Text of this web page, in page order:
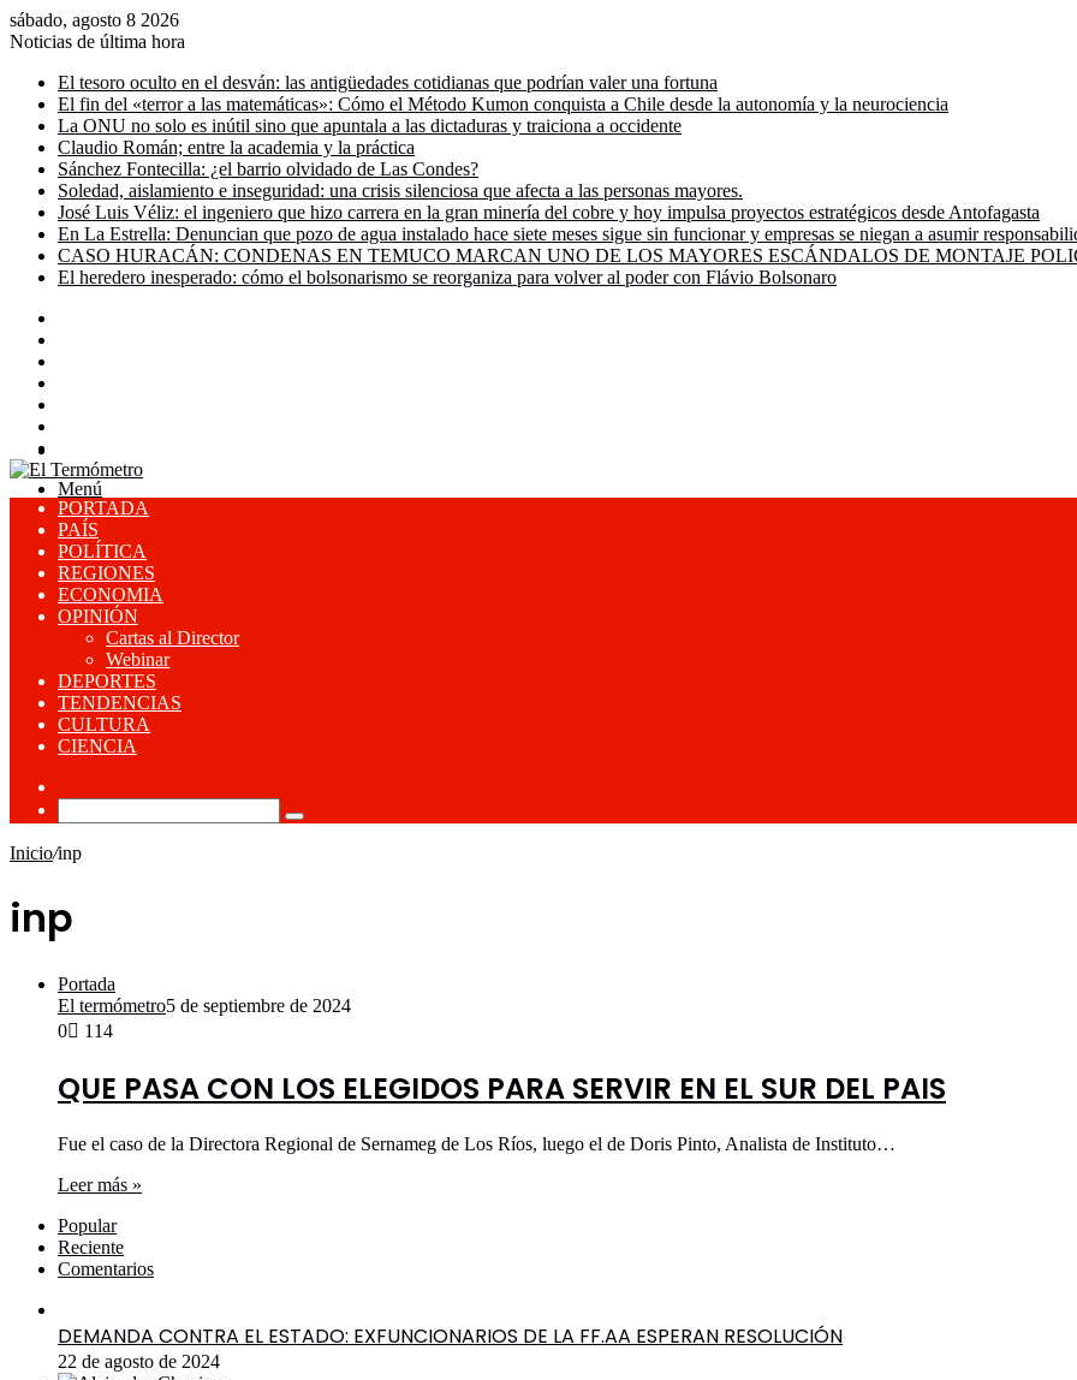
sábado, agosto 8 2026
Noticias de última hora
El tesoro oculto en el desván: las antigüedades cotidianas que podrían valer una fortuna
El fin del «terror a las matemáticas»: Cómo el Método Kumon conquista a Chile desde la autonomía y la neurociencia
La ONU no solo es inútil sino que apuntala a las dictaduras y traiciona a occidente
Claudio Román; entre la academia y la práctica
Sánchez Fontecilla: ¿el barrio olvidado de Las Condes?
Soledad, aislamiento e inseguridad: una crisis silenciosa que afecta a las personas mayores.
José Luis Véliz: el ingeniero que hizo carrera en la gran minería del cobre y hoy impulsa proyectos estratégicos desde Antofagasta
En La Estrella: Denuncian que pozo de agua instalado hace siete meses sigue sin funcionar y empresas se niegan a asumir
CASO HURACÁN: CONDENAS EN TEMUCO MARCAN UNO DE LOS MAYORES ESCÁNDALOS DE MONTAJE
El heredero inesperado: cómo el bolsonarismo se reorganiza para volver al poder con Flávio Bolsonaro
azar
lateral
Menú
por
PORTADA
PAÍS
POLÍTICA
REGIONES
ECONOMIA
OPINIÓN
Cartas al Director
Webinar
DEPORTES
TENDENCIAS
CULTURA
CIENCIA
azar
Buscar
Inicio/inp
inp
Portada
El termómetro5 de septiembre de 2024
0
114
QUE PASA CON LOS ELEGIDOS PARA SERVIR EN EL SUR DEL PAIS
Fue el caso de la Directora Regional de Sernameg de Los Ríos, luego el de Doris Pinto, Analista de Instituto…
Leer más »
Popular
Reciente
Comentarios
DEMANDA CONTRA EL ESTADO: EXFUNCIONARIOS DE LA FF.AA ESPERAN RESOLUCIÓN
22 de agosto de 2024